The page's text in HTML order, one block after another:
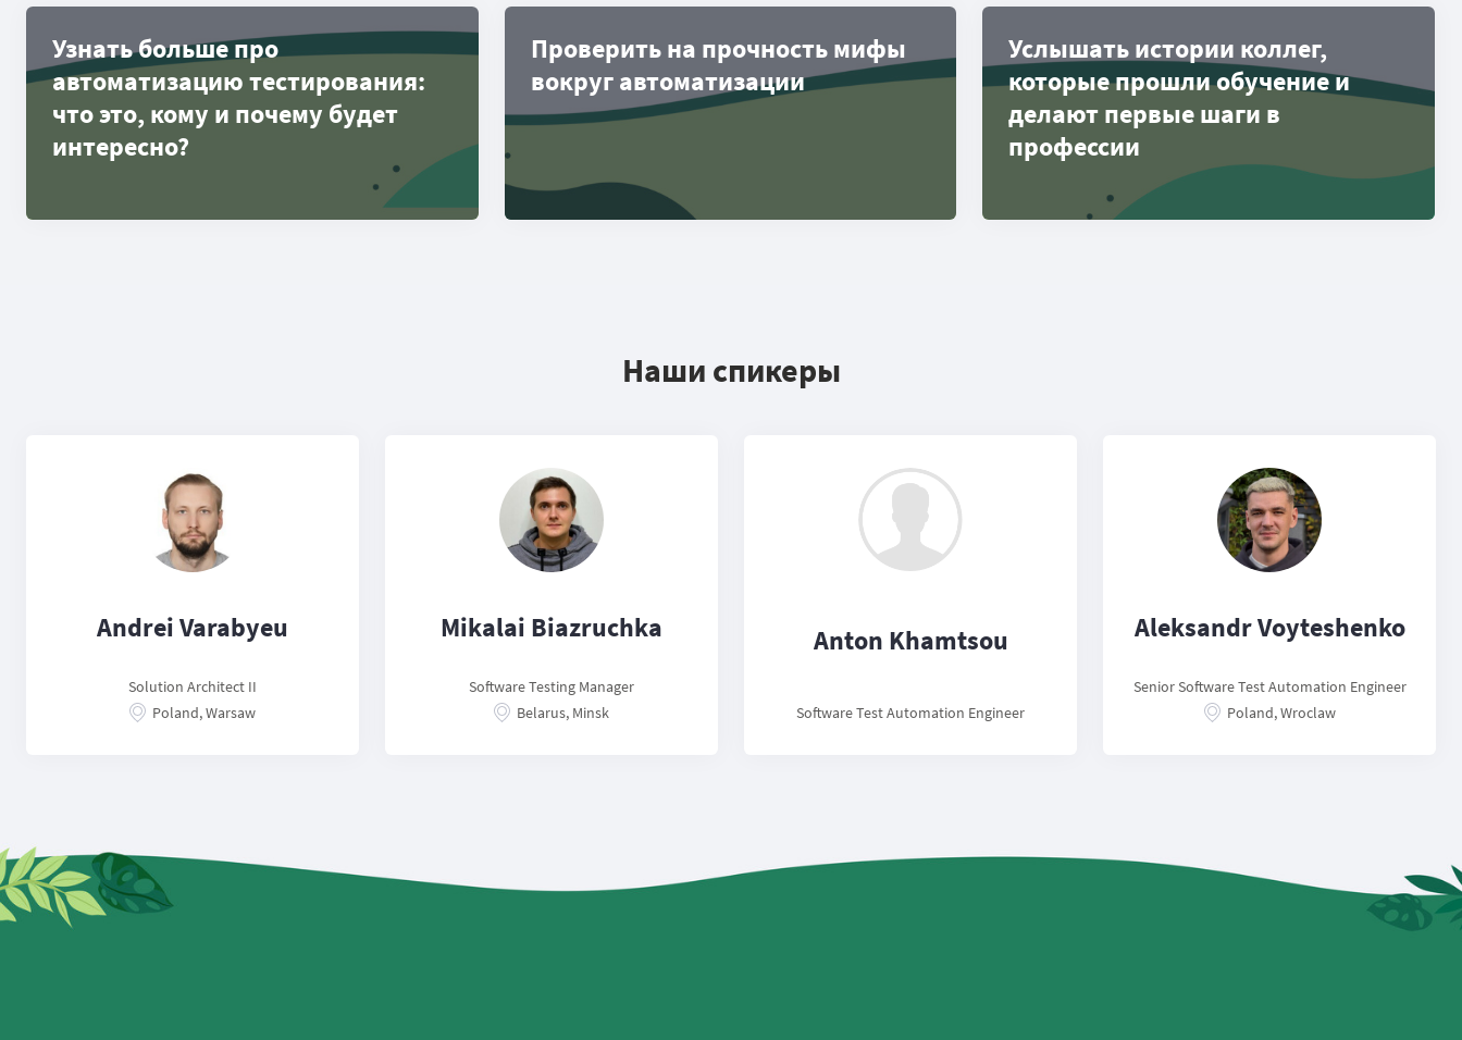
Узнать больше про
автоматизацию тестирования:
что это, кому и почему будет
интересно?
Проверить на прочность мифы
вокруг автоматизации
Услышать истории коллег,
которые прошли обучение и
делают первые шаги в
профессии
Наши спикеры
Andrei Varabyeu
Solution Architect II
Poland, Warsaw
Mikalai Biazruchka
Software Testing Manager
Belarus, Minsk
Anton Khamtsou
Software Test Automation Engineer
Aleksandr Voyteshenko
Senior Software Test Automation Engineer
Poland, Wroclaw